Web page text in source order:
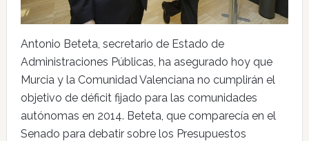
Antonio Beteta, secretario de Estado de
Administraciones Públicas, ha asegurado hoy que
Murcia y la Comunidad Valenciana no cumplirán el
objetivo de déficit fijado para las comunidades
autónomas en 2014. Beteta, que comparecía en el
Senado para debatir sobre los Presupuestos